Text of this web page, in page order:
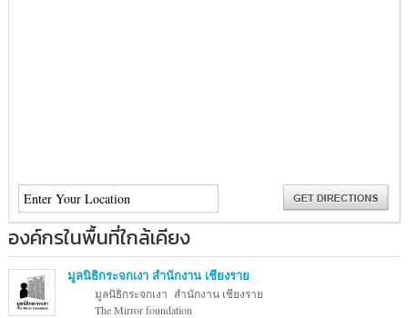
องค์กรในพื้นที่ใกล้เคียง
มูลนิธิกระจกเงา สำนักงาน เชียงราย
มูลนิธิกระจกเงา สำนักงาน เชียงราย
The Mirror foundation